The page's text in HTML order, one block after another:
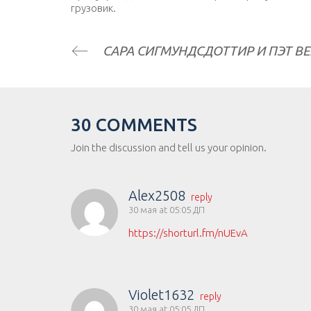
грузовик.
30 COMMENTS
Join the discussion and tell us your opinion.
Alex2508 reply
30 мая at 05:05 ДП
https://shorturl.fm/nUEvA
Violet1632 reply
30 мая at 05:05 ДП